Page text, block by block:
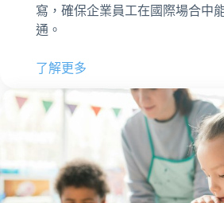
寫，確保企業員工在國際場合中
通。
了解更多